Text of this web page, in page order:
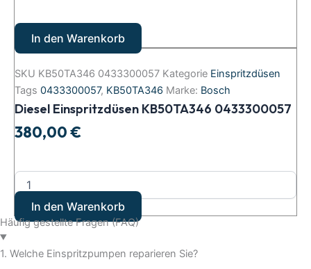
In den Warenkorb
SKU KB50TA346 0433300057 Kategorie Einspritzdüsen
Tags 0433300057, KB50TA346 Marke: Bosch
Diesel Einspritzdüsen KB50TA346 0433300057
380,00€
In den Warenkorb
Häufig gestellte Fragen (FAQ)
1. Welche Einspritzpumpen reparieren Sie?